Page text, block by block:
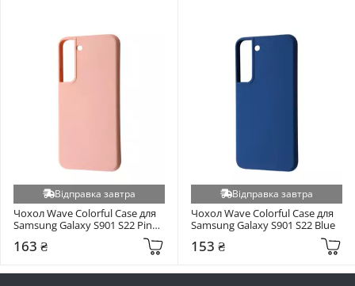
Samsung S26 Plus (+7)
Xiaomi 14T / 14T Pro (+7)
Xiaomi 17 Pro Max (+7)
Xiaomi Poco F6 (+7)
Xiaomi Poco F7 Ultra (+7)
Xiaomi Poco M4 5G/Redmi 10 5G (+7)
Xiaomi Redmi 12C/Poco C55 (+7)
Відправка завтра
Чохол Wave Colorful Case для
Samsung Galaxy S901 S22 Pink
163 ₴
Відправка завтра
Чохол Wave Colorful Case для
Samsung Galaxy S901 S22 Blue
153 ₴